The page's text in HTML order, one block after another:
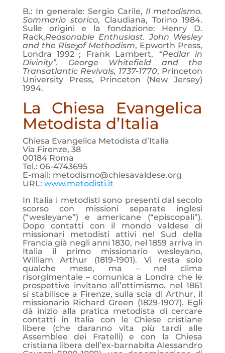
B.: In generale: Sergio Carile, Il metodismo.
Sommario storico, Claudiana, Torino 1984.
Sulle origini e la fondazione: Henry D.
Rack,Reasonable Enthusiast.John Wesley
and the Rise of Methodism, Epworth Press,
Londra 1992
2
; Frank Lambert, “Pedlar in
Divinity”. George Whitefield and the
Transatlantic Revivals, 1737-1770, Princeton
University Press, Princeton (New Jersey)
1994.
La Chiesa Evangelica
Metodista d’Italia
Chiesa Evangelica Metodista d’Italia
Via Firenze, 38
00184 Roma
Tel.: 06-4743695
E-mail: metodismo@chiesavaldese.org
URL: www.metodisti.it
In Italia i metodisti sono presenti dal secolo
scorso con missioni separate inglesi
(“wesleyane”) e americane (“episcopali”).
Dopo contatti con il mondo valdese di
missionari metodisti attivi nel Sud della
Francia già negli anni 1830, nel 1859 arriva in
Italia il primo missionario wesleyano,
William Arthur (1819-1901). Vi resta solo
qualche mese, ma – nel clima
risorgimentale – comunica a Londra che le
prospettive invitano all’ottimismo. nel 1861
si stabilisce a Firenze, sulla scia di Arthur, il
missionario Richard Green (1829-1907). Egli
dà inizio alla pratica metodista di cercare
contatti in Italia con le Chiese cristiane
libere (che daranno vita più tardi alle
Assemblee dei Fratelli) e con la Chiesa
cristiana libera dell’ex-barnabita Alessandro